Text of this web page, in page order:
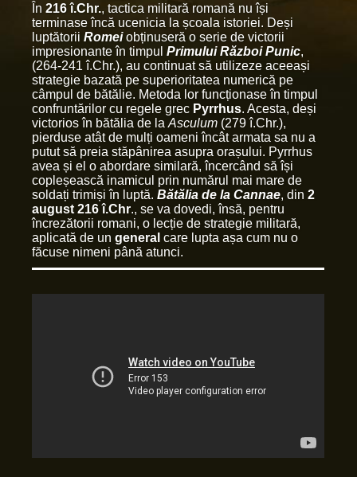
În 216 î.Chr., tactica militară romană nu își
terminase încă ucenicia la școala istoriei. Deși
luptătorii Romeiobținuseră o serie de victorii
impresionante în timpul Primului Război Punic,
(264-241 î.Chr.), au continuat să utilizeze aceeași
strategie bazată pe superioritatea numerică pe
câmpul de bătălie. Metoda lor funcționase în timpul
confruntărilor cu regele grec Pyrrhus. Acesta, deși
victorios în bătălia de la Asculum (279 î.Chr.),
pierduse atât de mulți oameni încât armata sa nu a
putut să preia stăpânirea asupra orașului. Pyrrhus
avea și el o abordare similară, încercând să își
copleșească inamicul prin numărul mai mare de
soldați trimiși în luptă. Bătălia de la Cannae, din 2
august 216 î.Chr., se va dovedi, însă, pentru
încrezătorii romani, o lecție de strategie militară,
aplicată de un general care lupta așa cum nu o
făcuse nimeni până atunci.